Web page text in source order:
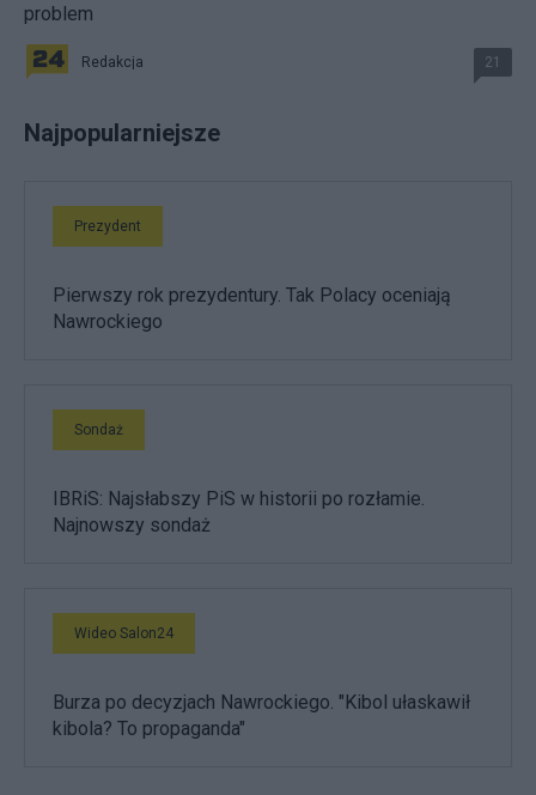
problem
Redakcja 21
Najpopularniejsze
Prezydent
Pierwszy rok prezydentury. Tak Polacy oceniają
Nawrockiego
Sondaż
IBRiS: Najsłabszy PiS w historii po rozłamie.
Najnowszy sondaż
Wideo Salon24
Burza po decyzjach Nawrockiego. "Kibol ułaskawił
kibola? To propaganda"